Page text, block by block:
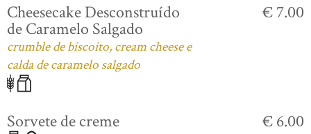
Cheesecake Desconstruído
de Caramelo Salgado
crumble de biscoito, cream cheese e
calda de caramelo salgado
€ 7.00
Sorvete de creme € 6.00